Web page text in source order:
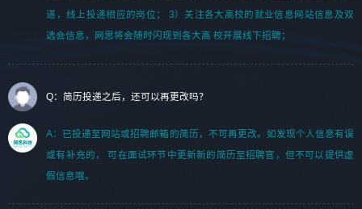
道，线上投递相应的岗位； 3）关注各大高校的就业信息网站信息及双
选会信息，网思将会随时闪现到各大高 校开展线下招聘；
Q：简历投递之后，还可以再更改吗？
A：已投递至网站或招聘邮箱的简历，不可再更改。如发现个人信息有误
或有补充的， 可在面试环节中更新新的简历至招聘官，但不可以提供虚
假信息哦。